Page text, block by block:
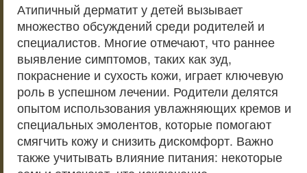
Атипичный дерматит у детей вызывает
множество обсуждений среди родителей и
специалистов. Многие отмечают, что раннее
выявление симптомов, таких как зуд,
покраснение и сухость кожи, играет ключевую
роль в успешном лечении. Родители делятся
опытом использования увлажняющих кремов и
специальных эмолентов, которые помогают
смягчить кожу и снизить дискомфорт. Важно
также учитывать влияние питания: некоторые